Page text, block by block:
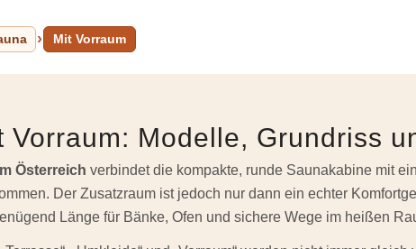
Mit Vorraum
Vorraum: Modelle, Grundriss
Österreich verbindet die kompakte, runde Saunakabine mit
Der Zusatzraum ist jedoch nur dann ein echter
Länge für Bänke, Ofen und sichere Wege im heißen